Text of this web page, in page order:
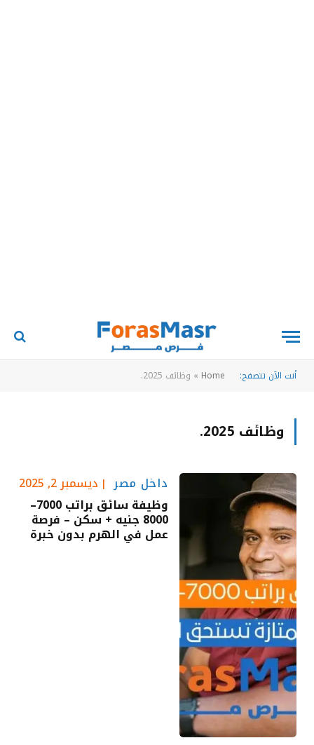
أنت الآن تتصفح: Home
» وظائف 2025.
وظائف 2025.
داخل مصر ديسمبر 2, 2025
وظيفة سائق براتب 7000–
8000 جنيه + سكن – فرصة
عمل في الهرم بدون خبرة